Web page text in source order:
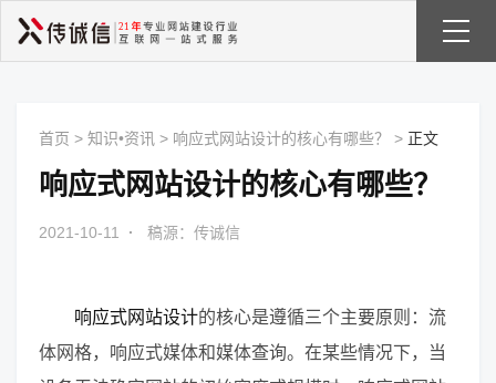
首页 > 知识•资讯 > 响应式网站设计的核心有哪些？ > 正文
响应式网站设计的核心有哪些？
2021-10-11 · 稿源：传诚信
响应式网站设计的核心是遵循三个主要原则：流
体网格，响应式媒体和媒体查询。在某些情况下，当